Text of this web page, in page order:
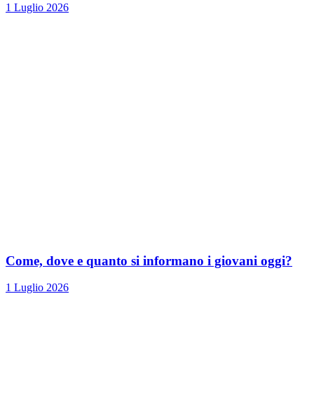
1 Luglio 2026
Come, dove e quanto si informano i giovani oggi?
1 Luglio 2026